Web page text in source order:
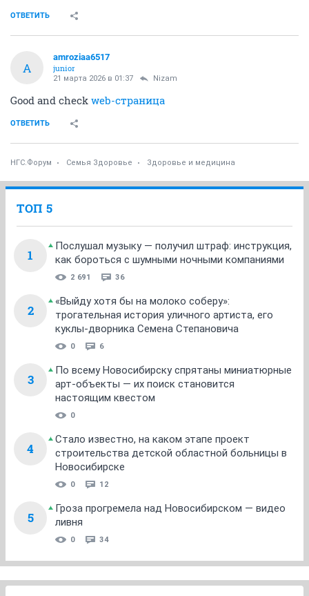
ОТВЕТИТЬ
A
amroziaa6517
junior
21 марта 2026 в 01:37 Nizam
Good and check web-страница
ОТВЕТИТЬ
НГС.Форум Семья Здоровье Здоровье и медицина
ТОП 5
1
Послушал музыку — получил штраф: инструкция,
как бороться с шумными ночными компаниями
2 691 36
2
«Выйду хотя бы на молоко соберу»:
трогательная история уличного артиста, его
куклы-дворника Семена Степановича
0 6
3
По всему Новосибирску спрятаны миниатюрные
арт-объекты — их поиск становится
настоящим квестом
0
4
Стало известно, на каком этапе проект
строительства детской областной больницы в
Новосибирске
0 12
5
Гроза прогремела над Новосибирском — видео
ливня
0 34